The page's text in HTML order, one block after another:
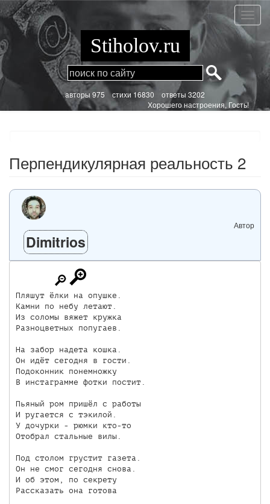
Перейти
к
основному
содержанию
2
Stiholov.ru
aвторы 975стихи 16830 ответы 3202
Хорошего настроения, Гость!
Перпендикулярная реальность 2
Автор
Dimitrios
Пляшут ёлки на опушке.
Камни по небу летают.
Из соломы вяжет кружка
Разноцветных попугаев.
На забор надета кошка.
Он идёт сегодня в гости.
Подоконник понемножку
В инстаграмме фотки постит.
Пьяный ром пришёл с работы
И ругается с тэкилой.
У дочурки - рюмки кто-то
Отобрал стальные вилы.
Под столом грустит газета.
Он не смог сегодня снова.
И об этом, по секрету
Рассказать она готова